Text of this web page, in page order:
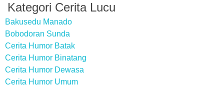
Kategori Cerita Lucu
Bakusedu Manado
Bobodoran Sunda
Cerita Humor Batak
Cerita Humor Binatang
Cerita Humor Dewasa
Cerita Humor Umum